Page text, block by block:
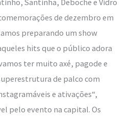
Santinha, Deboche e Vidro
de dezembro em
preparando um show
hits que o público adora
ter muito axé, pagode e
de palco com
e ativações“,
pelo evento na capital. Os